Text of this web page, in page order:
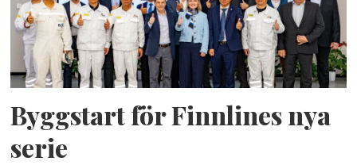
Byggstart för Finnlines nya
serie